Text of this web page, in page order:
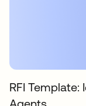
RFI